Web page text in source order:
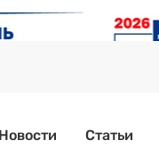
Новости Статьи